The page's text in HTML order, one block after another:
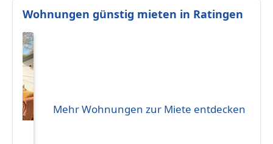
Wohnungen günstig mieten in Ratingen
Mehr Wohnungen zur Miete entdecken